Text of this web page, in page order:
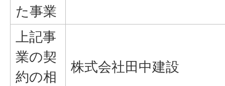
た事業
上記事
業の契
約の相
株式会社田中建設